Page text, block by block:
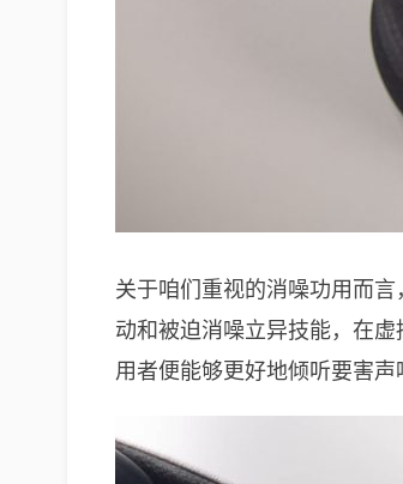
关于咱们重视的消噪功用而
动和被迫消噪立异技能，在
用者便能够更好地倾听要害声